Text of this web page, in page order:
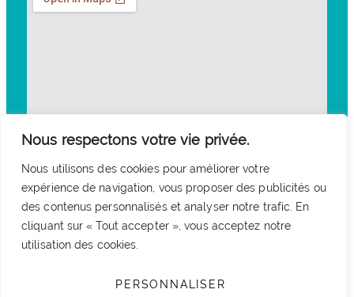
Nous respectons votre vie privée.
Nous utilisons des cookies pour améliorer votre
expérience de navigation, vous proposer des publicités ou
des contenus personnalisés et analyser notre trafic. En
cliquant sur « Tout accepter », vous acceptez notre
utilisation des cookies.
PERSONNALISER